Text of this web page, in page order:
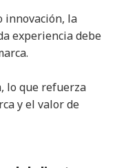
innovación, la
experiencia debe
lo que refuerza
y el valor de